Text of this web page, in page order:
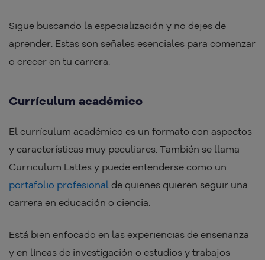
Sigue buscando la especialización y no dejes de
aprender. Estas son señales esenciales para comenzar
o crecer en tu carrera.
Currículum académico
El currículum académico es un formato con aspectos
y características muy peculiares. También se llama
Curriculum Lattes y puede entenderse como un
portafolio profesional de quienes quieren seguir una
carrera en educación o ciencia.
Está bien enfocado en las experiencias de enseñanza
y en líneas de investigación o estudios y trabajos